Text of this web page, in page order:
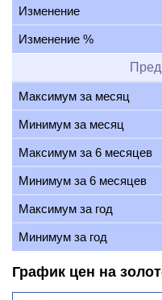
Изменение
Изменение %
Максимум за месяц
Минимум за месяц
Максимум за 6 месяцев
Минимум за 6 месяцев
Максимум за год
Минимум за год
График цен на